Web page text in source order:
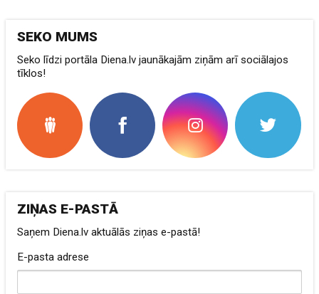
SEKO MUMS
Seko līdzi portāla Diena.lv jaunākajām ziņām arī sociālajos
tīklos!
ZIŅAS E-PASTĀ
Saņem Diena.lv aktuālās ziņas e-pastā!
E-pasta adrese